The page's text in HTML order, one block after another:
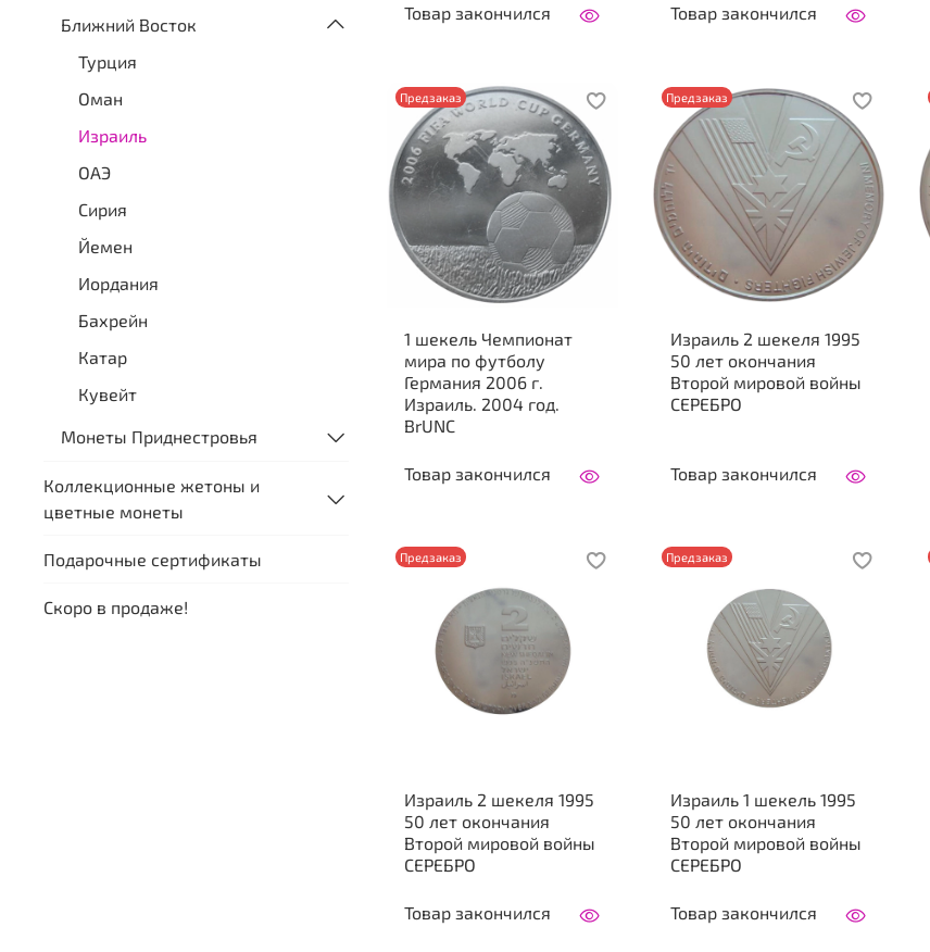
Товар закончился Товар закончился
Предзаказ
1 шекель Чемпионат
мира по футболу
Германия 2006 г.
Израиль. 2004 год.
BrUNC
Товар закончился
Предзаказ
Израиль 2 шекеля 1995
50 лет окончания
Второй мировой войны
СЕРЕБРО
Товар закончился
Предзаказ
Израиль 2 шекеля 1995
50 лет окончания
Второй мировой войны
СЕРЕБРО
Товар закончился
Предзаказ
Израиль 1 шекель 1995
50 лет окончания
Второй мировой войны
СЕРЕБРО
Товар закончился
Ближний Восток
Турция
Оман
Израиль
ОАЭ
Сирия
Йемен
Иордания
Бахрейн
Катар
Кувейт
Монеты Приднестровья
Коллекционные жетоны и
цветные монеты
Подарочные сертификаты
Скоро в продаже!